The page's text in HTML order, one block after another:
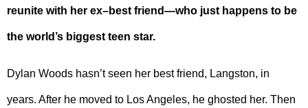
reunite with her ex–best friend—who just happens to be
the world’s biggest teen star.
Dylan Woods hasn’t seen her best friend, Langston, in
years. After he moved to Los Angeles, he ghosted her. Then